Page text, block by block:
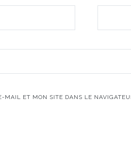
MAIL ET MON SITE DANS LE